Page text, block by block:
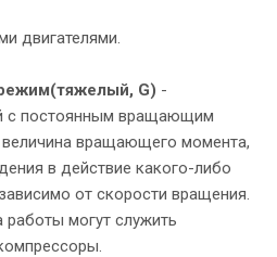
двигателями.
(тяжелый, G) -
с постоянным вращающим
вращающего момента,
в действие какого-либо
от скорости вращения.
могут служить